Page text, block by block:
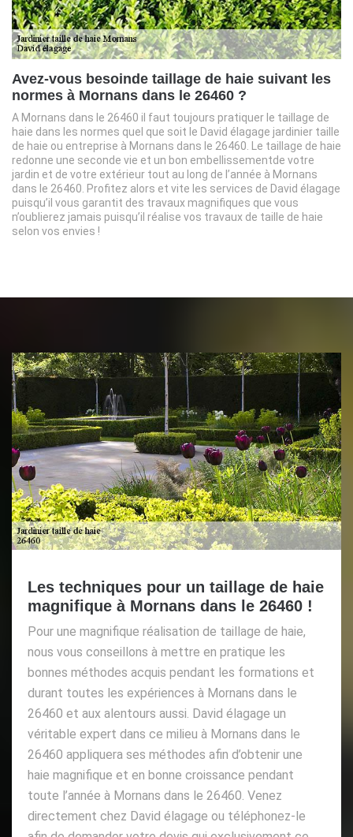
Avez-vous besoinde taillage de haie suivant les
normes à Mornans dans le 26460 ?
A Mornans dans le 26460 il faut toujours pratiquer le taillage de
haie dans les normes quel que soit le David élagage jardinier taille
de haie ou entreprise à Mornans dans le 26460. Le taillage de haie
redonne une seconde vie et un bon embellissementde votre
jardin et de votre extérieur tout au long de l’année à Mornans
dans le 26460. Profitez alors et vite les services de David élagage
puisqu’il vous garantit des travaux magnifiques que vous
n’oublierez jamais puisqu’il réalise vos travaux de taille de haie
selon vos envies !
Les techniques pour un taillage de haie
magnifique à Mornans dans le 26460 !
Pour une magnifique réalisation de taillage de haie,
nous vous conseillons à mettre en pratique les
bonnes méthodes acquis pendant les formations et
durant toutes les expériences à Mornans dans le
26460 et aux alentours aussi. David élagage un
véritable expert dans ce milieu à Mornans dans le
26460 appliquera ses méthodes afin d’obtenir une
haie magnifique et en bonne croissance pendant
toute l’année à Mornans dans le 26460. Venez
directement chez David élagage ou téléphonez-le